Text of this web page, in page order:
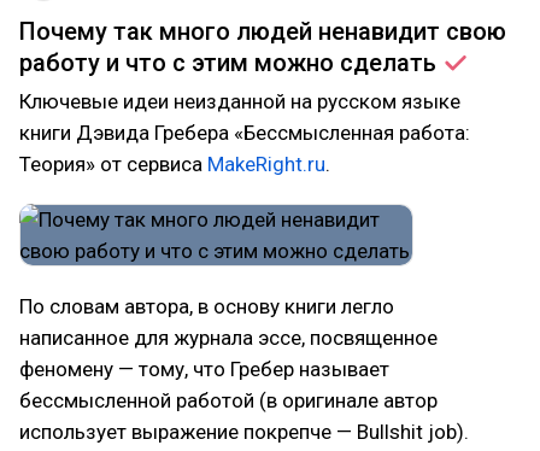
Почему так много людей ненавидит свою
работу и что с этим можно сделать
Ключевые идеи неизданной на русском языке
книги Дэвида Гребера «Бессмысленная работа:
Теория» от сервиса MakeRight.ru.
По словам автора, в основу книги легло
написанное для журнала эссе, посвященное
феномену — тому, что Гребер называет
бессмысленной работой (в оригинале автор
использует выражение покрепче — Вullshit job).